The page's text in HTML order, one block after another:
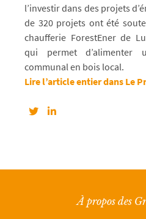
l’investir dans des projets
de 320 projets ont été
chaufferie ForestEner de
qui permet d’alimenter
communal en bois local.
Lire l’article entier dans Le
À propos des